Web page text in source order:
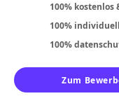
100% kostenlos
100%
100%
Zum